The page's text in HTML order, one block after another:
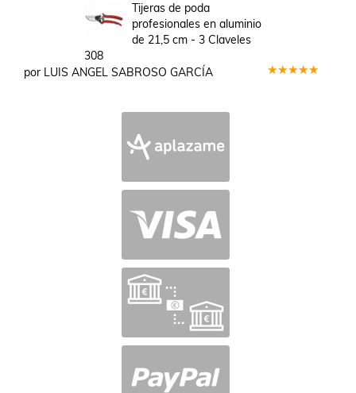
Tijeras de poda
profesionales en aluminio
de 21,5 cm - 3 Claveles
308
por LUIS ANGEL SABROSO GARCÍA